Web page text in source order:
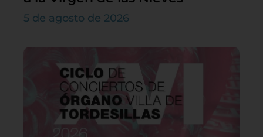
5 de agosto de 2026